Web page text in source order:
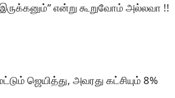
என்று கூறுவோம் அல்லவா !!
ஜெயித்து, அவரது கட்சியும் 8%